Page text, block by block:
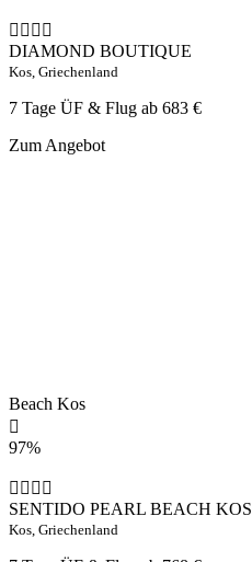
DIAMOND BOUTIQUE
Kos, Griechenland
7 Tage ÜF & Flug ab 683 €
Zum Angebot
Beach Kos
97%
SENTIDO PEARL BEACH KOS
Kos, Griechenland